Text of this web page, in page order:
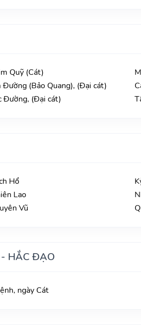
Quỹ (Cát)
(Bảo Quang), (Đại cát)
Đường, (Đại cát)
Hổ
Lao
Vũ
HẮC ĐẠO
ngày Cát